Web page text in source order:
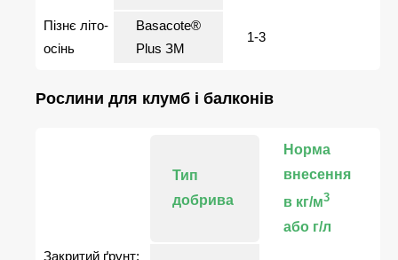
Пізнє літо-
осінь
Basacote®
Plus ЗМ
1-3
Рослини для клумб і балконів
Тип
добрива
Норма
внесення
в кг/м3
або г/л
Закритий ґрунт;